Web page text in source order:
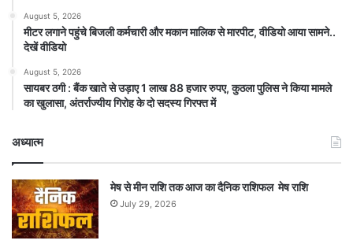
August 5, 2026
मीटर लगाने पहुंचे बिजली कर्मचारी और मकान मालिक से मारपीट, वीडियो आया सामने..
देखें वीडियो
August 5, 2026
सायबर ठगी : बैंक खाते से उड़ाए 1 लाख 88 हजार रुपए, कुठला पुलिस ने किया मामले
का खुलासा, अंतर्राज्यीय गिरोह के दो सदस्य गिरफ्त में
अध्यात्म
मेष से मीन राशि तक आज का दैनिक राशिफल मेष राशि
July 29, 2026